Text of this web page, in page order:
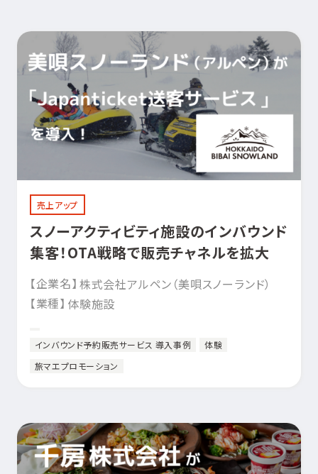
売上アップ
スノーアクティビティ施設のインバウンド
集客！OTA戦略で販売チャネルを拡大
【企業名】 株式会社アルペン（美唄スノーランド）
【業種】 体験施設
インバウンド予約販売サービス 導入事例
体験
旅マエプロモーション